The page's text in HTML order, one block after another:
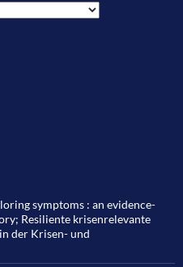
symptoms : an evidence-
Resiliente krisenrelevante
der Krisen- und